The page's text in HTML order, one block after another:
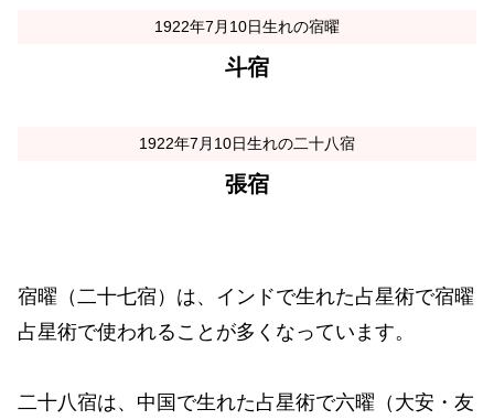
1922年7月10日生れの宿曜
斗宿
1922年7月10日生れの二十八宿
張宿
宿曜（二十七宿）は、インドで生れた占星術で宿曜
占星術で使われることが多くなっています。
二十八宿は、中国で生れた占星術で六曜（大安・友